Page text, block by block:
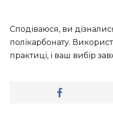
Сподіваюся, ви
полікарбонату.
практиці, і ваш вибір